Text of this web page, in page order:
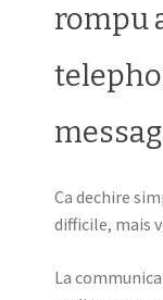
rompu
Ca dechire
difficile, mais
La